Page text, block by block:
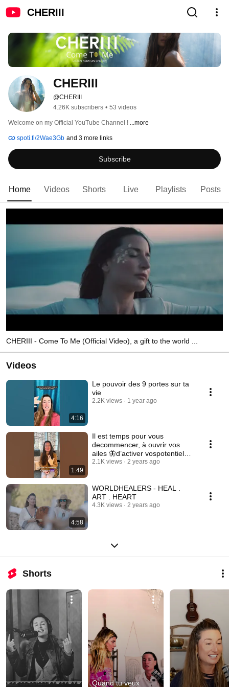
CHERIII
CHERIII
@CHERIII
4.26K subscribers • 53 videos
Welcome on my Official YouTube Channel ! ...more
spoti.fi/2Wae3Gb and 3 more links
Subscribe
Home Videos Shorts Live Playlists Posts
CHERIII - Come To Me (Official Video), a gift to the world ...
Videos
4:16
Le pouvoir des 9 portes sur ta
vie
2.2K views 1 year ago
1:49
Il est temps pour vous
decommencer, à ouvrir vos
ailes 🦋d’activer vospotentiels
illimités Divin
2.1K views 2 years ago
4:58
WORLDHEALERS - HEAL .
ART . HEART
4.3K views 2 years ago
Shorts
Quand tu veux